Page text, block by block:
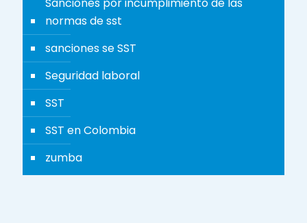
normas de sst
sanciones se SST
Seguridad laboral
SST
SST en Colombia
zumba